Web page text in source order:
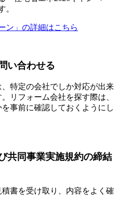
。
ン」の詳細はこちら
い合わせる
特定の会社でしか対応が出来
リフォーム会社を探す際は、
事前に確認しておくようにし
共同事業実施規約の締結
書を受け取り、内容をよく確